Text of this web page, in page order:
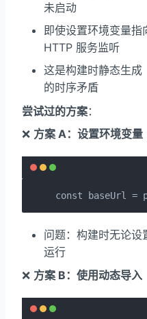
未启动
即使设置环境变量指
HTTP 服务监听
这是构建时静态生成
的时序矛盾
尝试过的方案：
❌ 方案 A：设置环境变量
const baseUrl =
问题：构建时无论设
运行
❌ 方案 B：使用动态导入